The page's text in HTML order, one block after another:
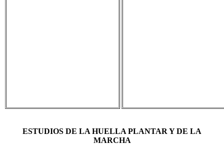
ESTUDIOS DE LA HUELLA PLANTAR Y DE LA
MARCHA